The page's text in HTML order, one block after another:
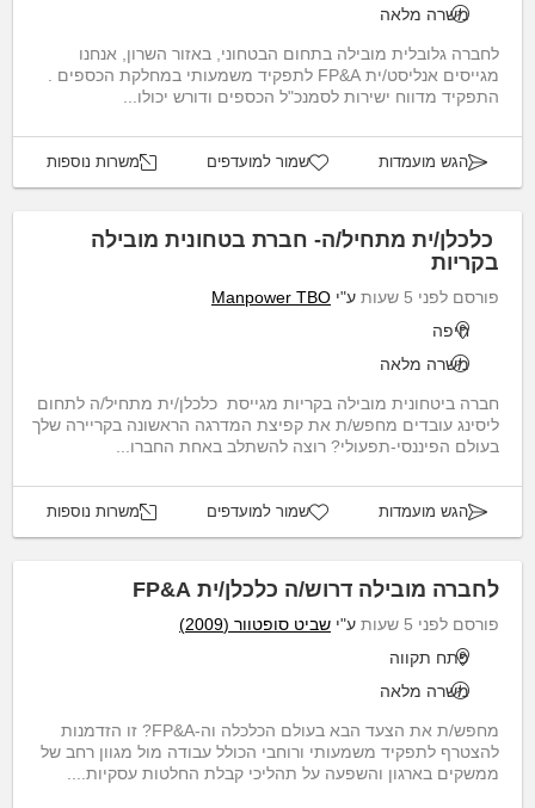
משרה מלאה
לחברה גלובלית מובילה בתחום הבטחוני, באזור השרון, אנחנו
מגייסים אנליסט/ית FP&A לתפקיד משמעותי במחלקת הכספים .
התפקיד מדווח ישירות לסמנכ"ל הכספים ודורש יכולו...
הגש מועמדות שמור למועדפים משרות נוספות
כלכלן/ית מתחיל/ה- חברת בטחונית מובילה
בקריות
פורסם לפני 5 שעות ע"י Manpower TBO
חיפה
משרה מלאה
חברה ביטחונית מובילה בקריות מגייסת כלכלן/ית מתחיל/ה לתחום
ליסינג עובדים מחפש/ת את קפיצת המדרגה הראשונה בקריירה שלך
בעולם הפיננסי-תפעולי? רוצה להשתלב באחת החברו...
הגש מועמדות שמור למועדפים משרות נוספות
לחברה מובילה דרוש/ה כלכלן/ית FP&A
פורסם לפני 5 שעות ע"י שביט סופטוור (2009)
פתח תקווה
משרה מלאה
מחפש/ת את הצעד הבא בעולם הכלכלה וה-FP&A? זו הזדמנות
להצטרף לתפקיד משמעותי ורוחבי הכולל עבודה מול מגוון רחב של
ממשקים בארגון והשפעה על תהליכי קבלת החלטות עסקיות....